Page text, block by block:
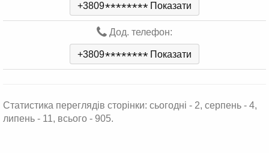
+3809******** Показати
Дод. телефон:
+3809******** Показати
Статистика переглядів сторінки: сьогодні - 2, серпень - 4,
липень - 11, всього - 905.